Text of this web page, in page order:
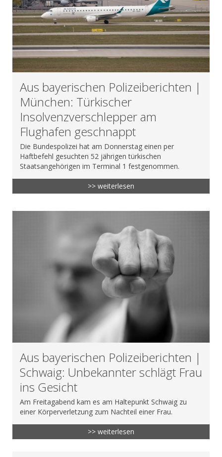
Aus bayerischen Polizeiberichten |
München: Türkischer
Insolvenzverschlepper am
Flughafen geschnappt
Die Bundespolizei hat am Donnerstag einen per
Haftbefehl gesuchten 52 jährigen türkischen
Staatsangehörigen im Terminal 1 festgenommen.
>> weiterlesen
Aus bayerischen Polizeiberichten |
Schwaig: Unbekannter schlägt Frau
ins Gesicht
Am Freitagabend kam es am Haltepunkt Schwaig zu
einer Körperverletzung zum Nachteil einer Frau.
>> weiterlesen